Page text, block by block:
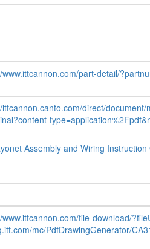
www.ittcannon.com/part-detail/
ittcannon.canto.com/direct/
Assembly and Wiring Instruction
www.ittcannon.com/file-download/
mc/PdfDrawingGenerator/